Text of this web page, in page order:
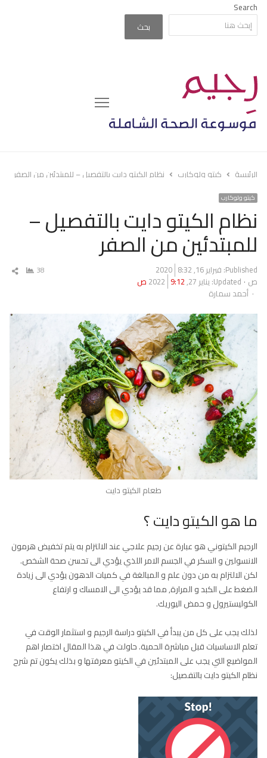
Search
بحث
Menu
الرئيسة كيتو ولوكارب نظام الكيتو دايت بالتفصيل – للمبتدئين من الصفر
كيتو ولوكارب
نظام الكيتو دايت بالتفصيل –
للمبتدئين من الصفر
Published: فبراير 16, 2020
8:32
ص Updated: يناير 27, 2022 9:12 ص
Author
أحمد سمارة
38
طعام الكيتو دايت
ما هو الكيتو دايت ؟
الرجيم الكيتوني هو عبارة عن رجيم علاجي عند الالتزام به يتم تخفيض هرمون
الانسولين و السكر في الجسم الامر اللذي يؤدي الى تحسن صحة الشخص.
لكن الالتزام به من دون علم و المبالغة في كميات الدهون يؤدي الى زيادة
الضغط على الكبد و المرارة, مما قد يؤدي الى الامساك و ارتفاع
الكوليستيرول و حمض اليوريك.
لذلك يجب على كل من يبدأ في الكيتو دراسة الرجيم و استثمار الوقت في
تعلم الاساسيات قبل مباشرة الحمية. حاولت في هذا المقال اختصار اهم
المواضيع التي يجب على المبتدئين في الكيتو معرفتها و بذلك يكون تم شرح
نظام الكيتو دايت بالتفصيل: